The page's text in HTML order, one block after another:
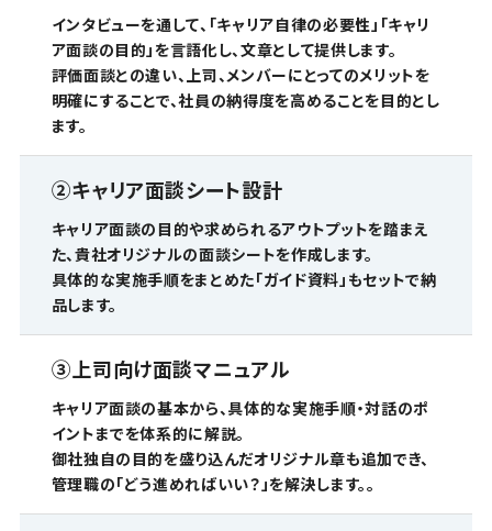
インタビューを通して、「キャリア自律の必要性」「キャリ
ア面談の目的」を言語化し、文章として提供します。
評価面談との違い、上司、メンバーにとってのメリットを
明確にすることで、社員の納得度を高めることを目的とし
ます。
②キャリア面談シート設計
キャリア面談の目的や求められるアウトプットを踏まえ
た、貴社オリジナルの面談シートを作成します。
具体的な実施手順をまとめた「ガイド資料」もセットで納
品します。
③上司向け面談マニュアル
キャリア面談の基本から、具体的な実施手順・対話のポ
イントまでを体系的に解説。
御社独自の目的を盛り込んだオリジナル章も追加でき、
管理職の「どう進めればいい？」を解決します。。